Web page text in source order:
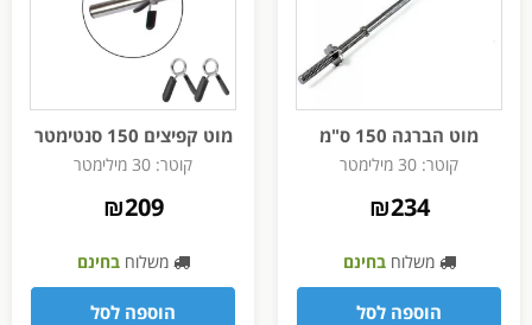
מוט הברגה 150 ס"מ
קוטר: 30 מילימטר
₪234
משלוחבחינם
הוספה לסל
מוט קפיצים 150 סנטימטר
קוטר: 30 מילימטר
₪209
משלוחבחינם
הוספה לסל